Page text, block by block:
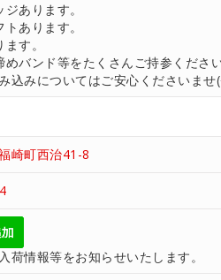
あります。
あります。
す。
めバンド等をたくさんご持参くださ
込みについてはご安心くださいま
崎町西治41-8
荷情報等をお知らせいたします。